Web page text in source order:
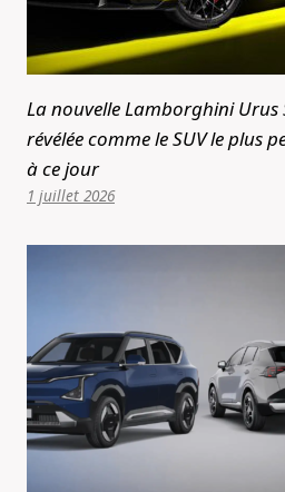
La nouvelle Lamborghini Urus
révélée comme le SUV le plus
à ce jour
1 juillet 2026